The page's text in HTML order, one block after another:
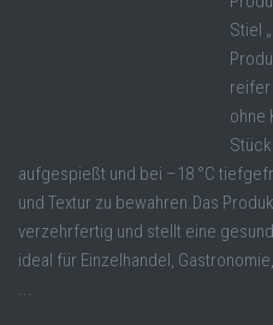
Stiel
reifer
ohne
aufgespießt und bei –18 °C
und Textur zu bewahren.Das
verzehrfertig und stellt eine
ideal für Einzelhandel,
...